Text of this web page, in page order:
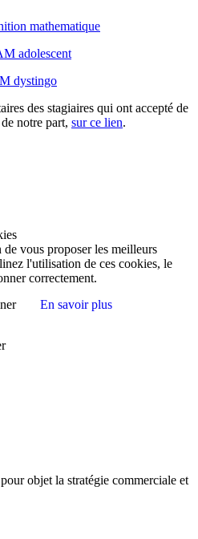
des stagiaires qui ont accepté de
notre part, sur ce lien.
vous proposer les meilleurs
l'utilisation de ces cookies, le
correctement.
En savoir plus
objet la stratégie commerciale et